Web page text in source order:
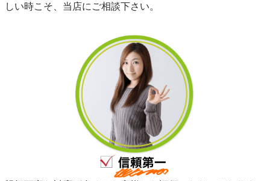
しい時こそ、当店にご相談下さい。